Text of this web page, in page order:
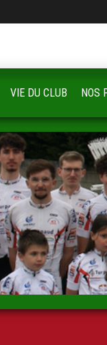
VIE DU CLUB NOS